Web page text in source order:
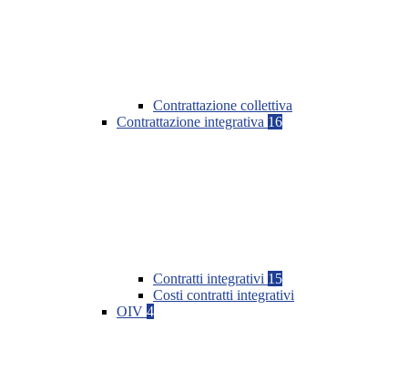
Contrattazione collettiva
Contrattazione integrativa 16
Contratti integrativi 15
Costi contratti integrativi
OIV 4